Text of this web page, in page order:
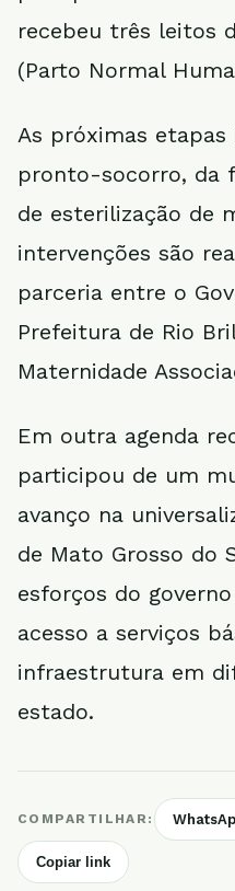
recebeu três leitos
(Parto Normal
As próximas
pronto-socorro, da
de esterilização de
intervenções são
parceria entre o
Prefeitura de Rio
Maternidade
Em outra agenda
participou de um
avanço na
de Mato Grosso do
esforços do
acesso a serviços
infraestrutura em
estado.
COMPARTILHAR:
Copiar link